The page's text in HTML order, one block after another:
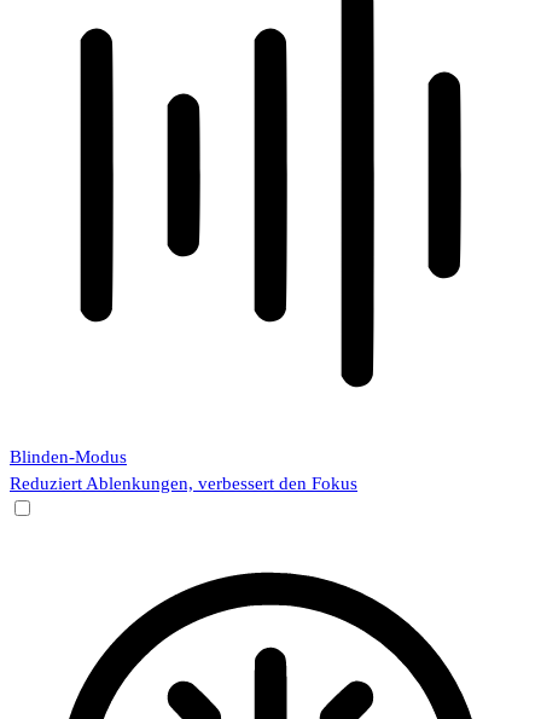
Blinden-Modus
Reduziert Ablenkungen, verbessert den Fokus